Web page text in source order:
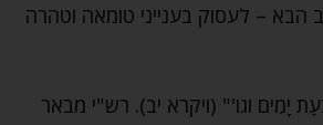
הבא – לעסוק בענייני טומאה וטהרה
וגו'" (ויקרא יב). רש"י מבאר